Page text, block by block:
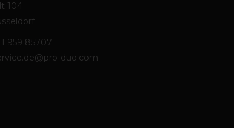
104
959 85707
duo.com